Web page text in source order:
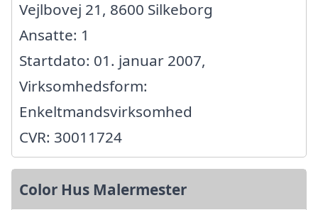
Vejlbovej 21, 8600 Silkeborg
Ansatte: 1
Startdato: 01. januar 2007,
Virksomhedsform:
Enkeltmandsvirksomhed
CVR: 30011724
Color Hus Malermester